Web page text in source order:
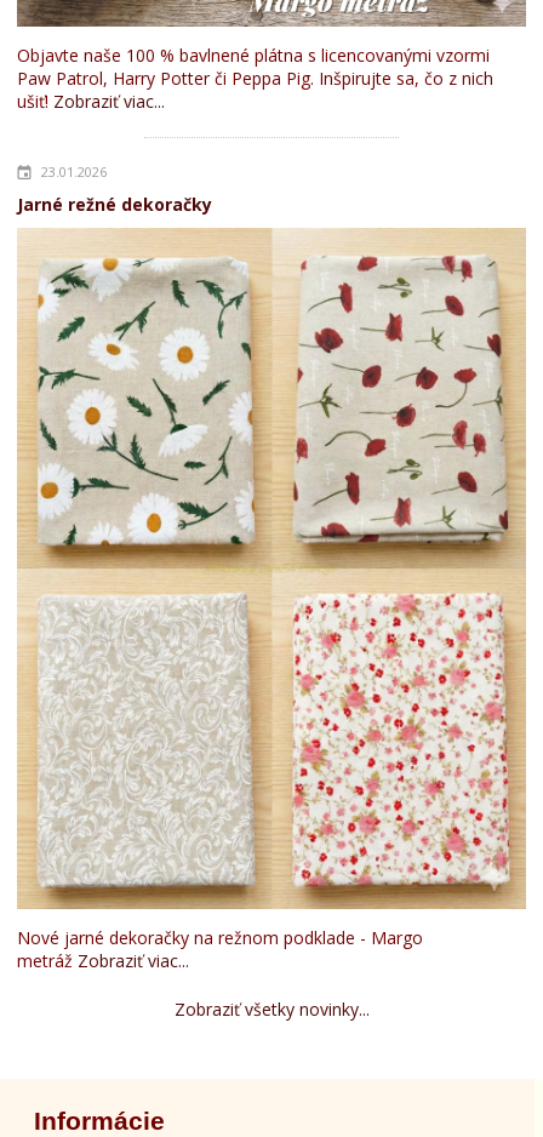
Objavte naše 100 % bavlnené plátna s licencovanými vzormi
Paw Patrol, Harry Potter či Peppa Pig. Inšpirujte sa, čo z nich
ušiť! Zobraziť viac...
23.01.2026
Jarné režné dekoračky
Nové jarné dekoračky na režnom podklade - Margo
metráž Zobraziť viac...
Zobraziť všetky novinky...
Informácie